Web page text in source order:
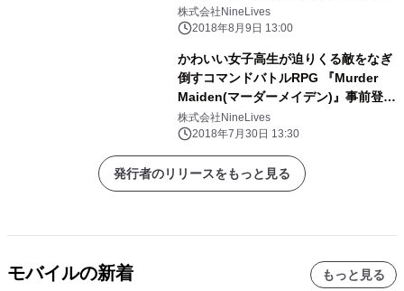
Twitter企画を開始
株式会社NineLives
2018年8月9日 13:00
かわいい女子高生が迫りくる敵をなぎ
倒すコマンドバトルRPG 『Murder
Maiden(マーダーメイデン)』事前登録
開始！
株式会社NineLives
2018年7月30日 13:30
発行者のリリースをもっと見る
モバイルの新着 もっと見る